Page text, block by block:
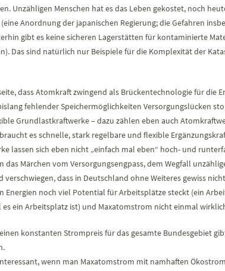
Unzähligen Menschen hat es das Leben gekostet, noch
Anordnung der japanischen Regierung; die Gefahren
gibt es keine sicheren Lagerstätten für kontaminierte
Das sind natürlich nur Beispiele für die Komplexität der
dass Atomkraft zwingend als Brückentechnologie für die
fehlender Speichermöglichkeiten Versorgungslücken
Grundlastkraftwerke – dazu zählen eben auch
es schnelle, stark regelbare und flexible
lassen sich eben nicht „einfach mal eben“ hoch- und
Märchen vom Versorgungsengpass, dem Wegfall
verschwiegen, dass in Deutschland ohne Weiteres gewiss
Energien noch viel Potential für Arbeitsplätze steckt (ein
ein Arbeitsplatz ist) und Maxatomstrom nicht einmal
konstanten Strompreis für das gesamte Bundesgebiet
wenn man Maxatomstrom mit namhaften